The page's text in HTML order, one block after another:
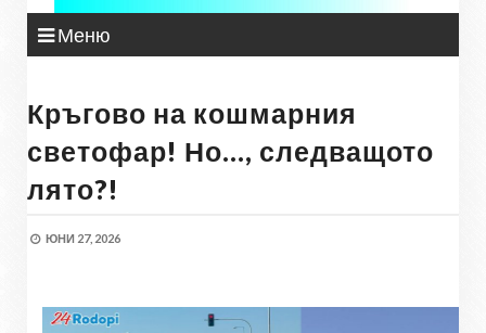
Меню
Кръгово на кошмарния
светофар! Но…, следващото
лято?!
ЮНИ 27, 2026